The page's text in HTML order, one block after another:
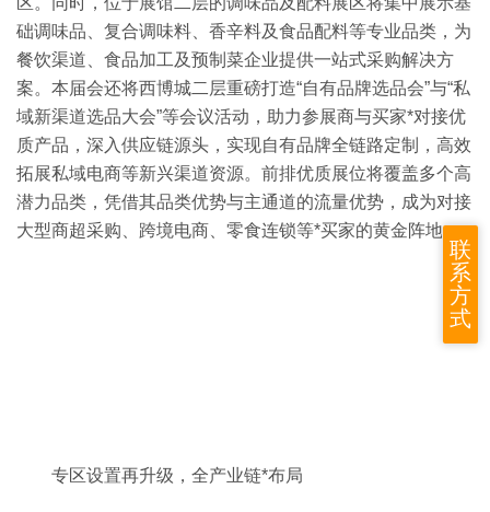
础调味品、复合调味料、香辛料及食品配料等专业品类，为
餐饮渠道、食品加工及预制菜企业提供一站式采购解决方
案。本届会还将西博城二层重磅打造“自有品牌选品会”与“私
域新渠道选品大会”等会议活动，助力参展商与买家*对接优
质产品，深入供应链源头，实现自有品牌全链路定制，高效
拓展私域电商等新兴渠道资源。前排优质展位将覆盖多个高
潜力品类，凭借其品类优势与主通道的流量优势，成为对接
大型商超采购、跨境电商、零食连锁等*买家的黄金阵地。
专区设置再升级，全产业链*布局
联
系
方
式